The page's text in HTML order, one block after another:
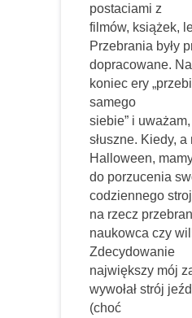
postaciami z
filmów, książek,
Przebrania były
dopracowane.
koniec ery
samego
siebie” i
słuszne. Kiedy, a
Halloween,
do porzucenia
codziennego
na rzecz
naukowca czy
Zdecydowanie
największy mój
wywołał strój
(choć